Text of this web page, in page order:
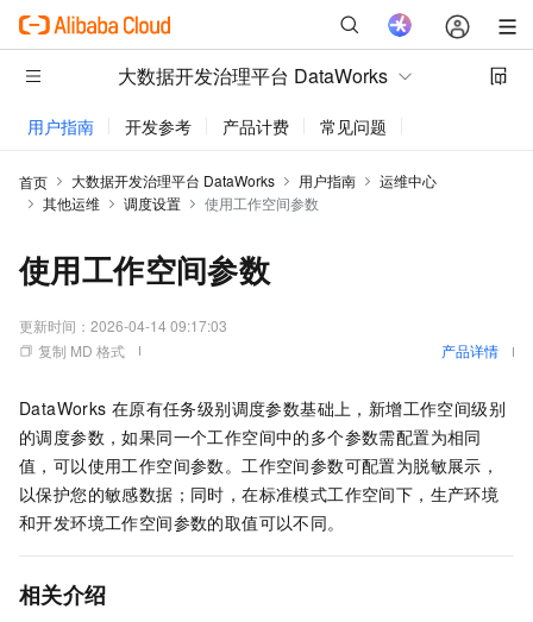
大数据开发治理平台 DataWorks
用户指南 开发参考 产品计费 常见问题
首页 大数据开发治理平台 DataWorks 用户指南
运维中心
其他运维
调度设置 使用工作空间参数
使用工作空间参数
更新时间： 2026-04-14 09:17:03
复制 MD 格式
产品详情
DataWorks 在原有任务级别调度参数基础上，新增工作空间级别
的调度参数，如果同一个工作空间中的多个参数需配置为相同
值，可以使用工作空间参数。工作空间参数可配置为脱敏展示，
以保护您的敏感数据；同时，在标准模式工作空间下，生产环境
和开发环境工作空间参数的取值可以不同。
相关介绍